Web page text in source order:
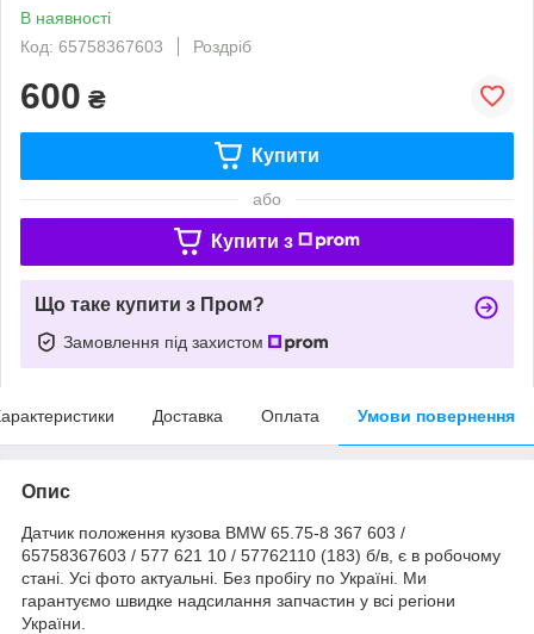
В наявності
Код: 65758367603
Роздріб
600 ₴
Купити
або
Купити з
Що таке купити з Пром?
Замовлення під захистом
Доставка Оплата Умови повернення
Опис
Датчик положення кузова BMW 65.75-8 367 603 /
65758367603 / 577 621 10 / 57762110 (183) б/в, є в робочому
стані. Усі фото актуальні. Без пробігу по Україні. Ми
гарантуємо швидке надсилання запчастин у всі регіони
України.